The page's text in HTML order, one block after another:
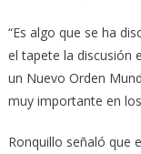
“Es algo que se ha
el tapete la discusión
un Nuevo Orden
muy importante en
Ronquillo señaló que